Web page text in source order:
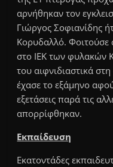
αρνήθηκαν τον
Γιώργος Σοφιανίδης
Κορυδαλλό. Φοιτούσε
στο ΙΕΚ των φυλακών
του αιφνιδιαστικά
έχασε το εξάμηνο
εξετάσεις παρά τις
απορρίφθηκαν.
Εκπαίδευση
Εκατοντάδες